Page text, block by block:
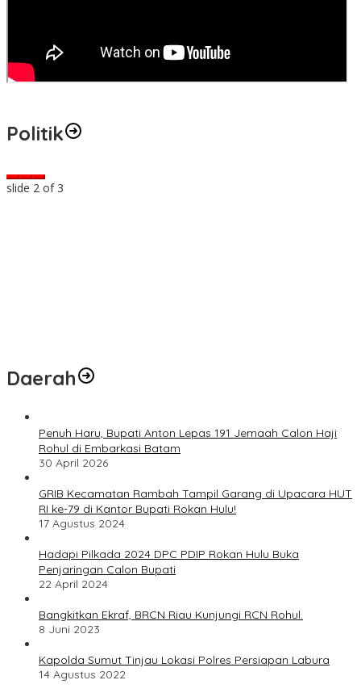
Politik
slide 3 of 3
Daerah
Penuh Haru, Bupati Anton Lepas 191 Jemaah Calon Haji
Rohul di Embarkasi Batam
30 April 2026
GRIB Kecamatan Rambah Tampil Garang di Upacara HUT
RI ke-79 di Kantor Bupati Rokan Hulu!
17 Agustus 2024
Hadapi Pilkada 2024 DPC PDIP Rokan Hulu Buka
Penjaringan Calon Bupati
22 April 2024
Bangkitkan Ekraf, BRCN Riau Kunjungi RCN Rohul.
8 Juni 2023
Kapolda Sumut Tinjau Lokasi Polres Persiapan Labura
14 Agustus 2022